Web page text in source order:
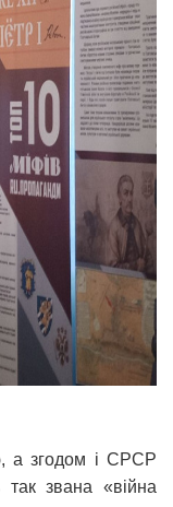
а згодом і СРСР
звана «війна